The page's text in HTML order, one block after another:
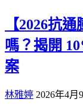
【2026抗
嗎？揭開
案
林雅婷 2026年4月